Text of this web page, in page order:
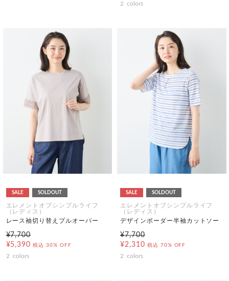
2 colors
SALE SOLDOUT
エレメントオブシンプルライフ
（レディス）
レース袖切り替えプルオーバー
¥7,700
¥5,390 税込 30% OFF
2 colors
SALE SOLDOUT
エレメントオブシンプルライフ
（レディス）
デザインボーダー半袖カットソー
¥7,700
¥2,310 税込 70% OFF
2 colors